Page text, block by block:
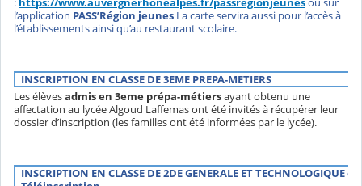
l’application PASS’Région jeunes La carte servira aussi pour l’accès à
l’établissements ainsi qu’au restaurant scolaire.
INSCRIPTION EN CLASSE DE 3EME PREPA-METIERS
Les élèvesadmis en 3eme prépa-métiersayant obtenu une
affectation au lycée Algoud Laffemas ont été invités à récupérer leur
dossier d’inscription (les familles ont été informées par le lycée).
INSCRIPTION EN CLASSE DE 2DE GENERALE ET TECHNOLOGIQUE